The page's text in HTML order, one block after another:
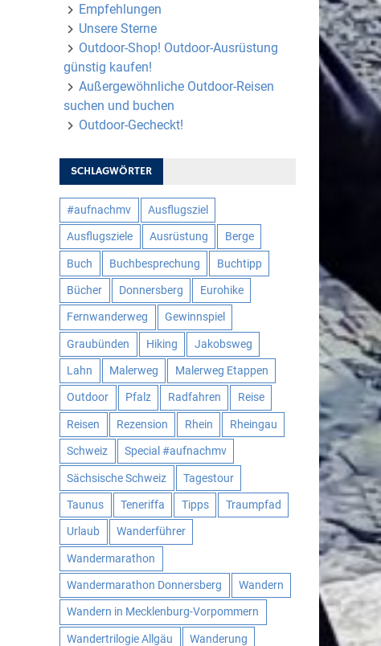
Empfehlungen
Unsere Sterne
Outdoor-Shop! Outdoor-Ausrüstung
günstig kaufen!
Außergewöhnliche Outdoor-Reisen
suchen und buchen
Outdoor-Gecheckt!
SCHLAGWÖRTER
#aufnachmv Ausflugsziel
Ausflugsziele Ausrüstung Berge
Buch Buchbesprechung Buchtipp
Bücher Donnersberg Eurohike
Fernwanderweg Gewinnspiel
Graubünden Hiking Jakobsweg
Lahn Malerweg Malerweg Etappen
Outdoor Pfalz Radfahren Reise
Reisen Rezension Rhein Rheingau
Schweiz Special #aufnachmv
Sächsische Schweiz Tagestour
Taunus Teneriffa Tipps Traumpfad
Urlaub Wanderführer
Wandermarathon
Wandermarathon Donnersberg Wandern
Wandern in Mecklenburg-Vorpommern
Wandertrilogie Allgäu Wanderung